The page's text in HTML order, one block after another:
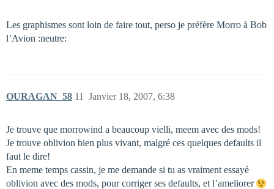
Les graphismes sont loin de faire tout, perso je préfère Morro à Bob
l’Avion :neutre:
OURAGAN_58 Janvier 18, 2007, 6:38
11
Je trouve que morrowind a beaucoup vielli, meem avec des mods!
Je trouve oblivion bien plus vivant, malgré ces quelques defaults il
faut le dire!
En meme temps cassin, je me demande si tu as vraiment essayé
oblivion avec des mods, pour corriger ses defaults, et l’ameliorer